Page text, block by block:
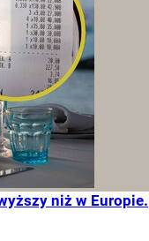
niż w Europie.